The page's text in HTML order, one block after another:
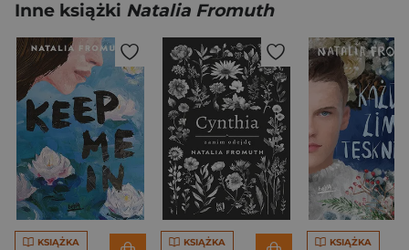
Inne książki Natalia Fromuth
KSIĄŻKA KSIĄŻKA KSIĄŻKA